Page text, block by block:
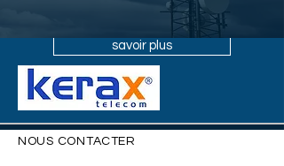
savoir un peu plus sur vous.
savoir plus
NOUS CONTACTER